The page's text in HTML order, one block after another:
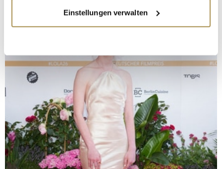
Informationen über Ihre geografische Lage
erfassen, welche bis auf einige Meter genau sein
bestimmten Merkmalen (Fingerprinting) identifizieren
Erfahren Sie mehr darüber, wie Ihre persönlichen Daten
verarbeitet werden, und legen Sie Ihre Präferenzen im
Abschnitt Einzelheitenfest.
Wir verwenden Cookies, um Inhalte und Anzeigen zu
personalisieren, Funktionen für soziale Medien anbieten
zu können und die Zugriffe auf unsere Website zu
analysieren. Außerdem geben wir Informationen zu Ihrer
Einstellungen verwalten